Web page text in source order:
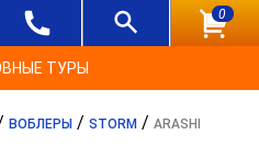
0
ТУРЫ
ВОБЛЕРЫ / STORM / ARASHI